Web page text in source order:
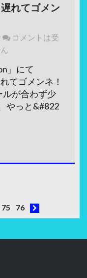
れてゴメン
コメントは受
」にて
てゴメンネ！
ルが合わず少
やっと&#822
75 76